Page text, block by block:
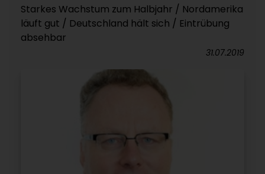
Starkes Wachstum zum Halbjahr / Nordamerika
läuft gut / Deutschland hält sich / Eintrübung
absehbar
31.07.2019